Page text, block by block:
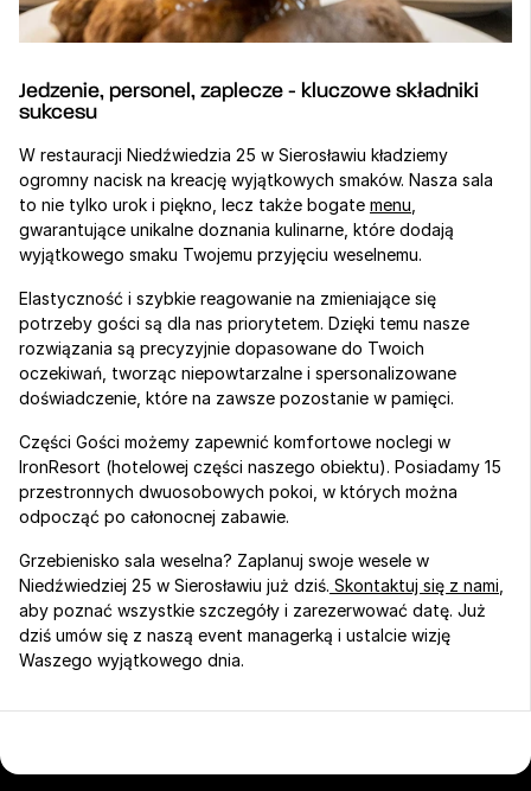
Jedzenie, personel, zaplecze - kluczowe składniki
sukcesu
W restauracji Niedźwiedzia 25 w Sierosławiu kładziemy
ogromny nacisk na kreację wyjątkowych smaków. Nasza sala
to nie tylko urok i piękno, lecz także bogate menu
gwarantujące unikalne doznania kulinarne, które dodają
wyjątkowego smaku Twojemu przyjęciu weselnemu.
Elastyczność i szybkie reagowanie na zmieniające się
potrzeby gości są dla nas priorytetem. Dzięki temu nasze
rozwiązania są precyzyjnie dopasowane do Twoich
oczekiwań, tworząc niepowtarzalne i spersonalizowane
doświadczenie, które na zawsze pozostanie w pamięci.
Części Gości możemy zapewnić komfortowe noclegi w
IronResort (hotelowej części naszego obiektu). Posiadamy 15
przestronnych dwuosobowych pokoi, w których można
odpocząć po całonocnej zabawie.
Grzebienisko sala weselna? Zaplanuj swoje wesele w
Niedźwiedziej 25 w Sierosławiu już dziś. Skontaktuj się z nami
aby poznać wszystkie szczegóły i zarezerwować datę. Już
dziś umów się z naszą event managerką i ustalcie wizję
Waszego wyjątkowego dnia.